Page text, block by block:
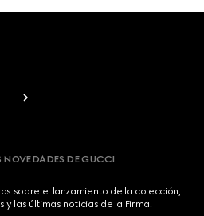
NOVEDADES DE GUCCI
sobre el lanzamiento de la colección,
las últimas noticias de la Firma.